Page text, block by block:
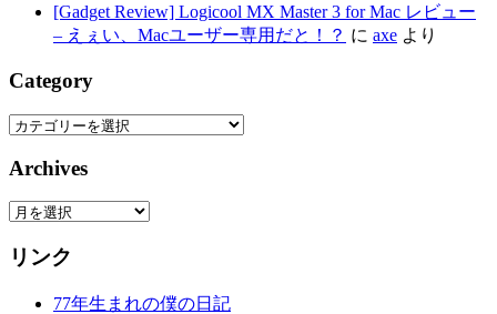
[Gadget Review] Logicool MX Master 3 for Mac レビュー
– えぇい、Macユーザー専用だと！？ に axe より
Category
Category
Archives
Archives
リンク
77年生まれの僕の日記